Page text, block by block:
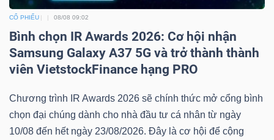
CỔ PHIẾU 08/08 09:02
Bình chọn IR Awards 2026: Cơ hội nhận
Samsung Galaxy A37 5G và trở thành thành
viên VietstockFinance hạng PRO
Chương trình IR Awards 2026 sẽ chính thức mở cổng bình
chọn đại chúng dành cho nhà đầu tư cá nhân từ ngày
10/08 đến hết ngày 23/08/2026. Đây là cơ hội để cộng